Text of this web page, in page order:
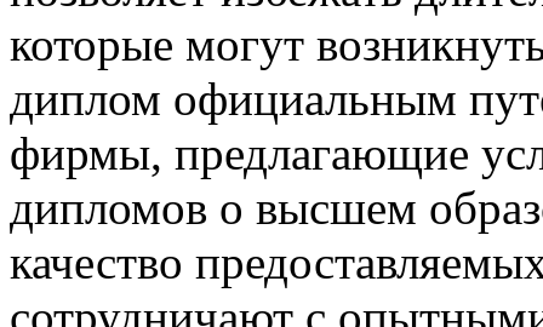
которые могут
диплом официальным
фирмы, предлагающие
дипломов о высшем
качество
сотрудничают с